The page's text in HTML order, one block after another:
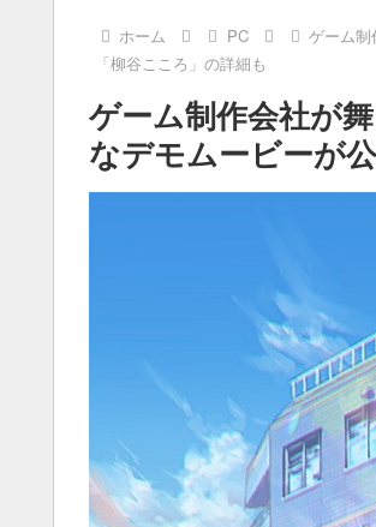
ホーム PC
ゲーム
「柳谷こころ」の詳細も
ゲーム制作会社が
なデモムービーが